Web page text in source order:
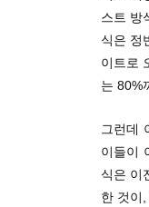
스트 방
식은 정
이트로
는 80%
그런데
이들이
식은 이
한 것이